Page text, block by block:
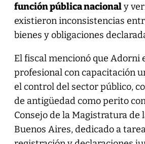
función pública nacionaly
existieron inconsistencias
bienes y obligaciones
El fiscal mencionó que Adorni
profesional con capacitación
el control del sector público,
de antigüedad como perito
Consejo de la Magistratura de
Buenos Aires, dedicado a